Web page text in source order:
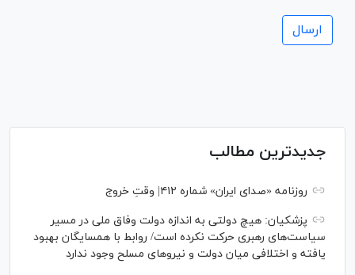
جدیدترین مطالب
روزنامه «صدای ایران» شماره ۴۱۲| وقتِ خروج
پزشکیان: هیچ دولتی به اندازه دولت وفاق ملی در مسیر
سیاست‌های رهبری حرکت نکرده است/ روابط با همسایگان بهبود
یافته و اختلافی میان دولت و نیروهای مسلح وجود ندارد